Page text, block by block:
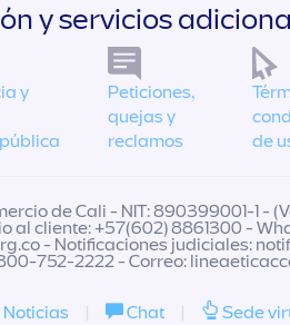
y servicios
y
Peticiones,
quejas y
reclamos
de
de Cali - NIT: 890399001-1 -
al cliente: +57(602) 8861300 -
- Notificaciones judiciales:
752-2222 - Correo:
Noticias | Chat | Sede